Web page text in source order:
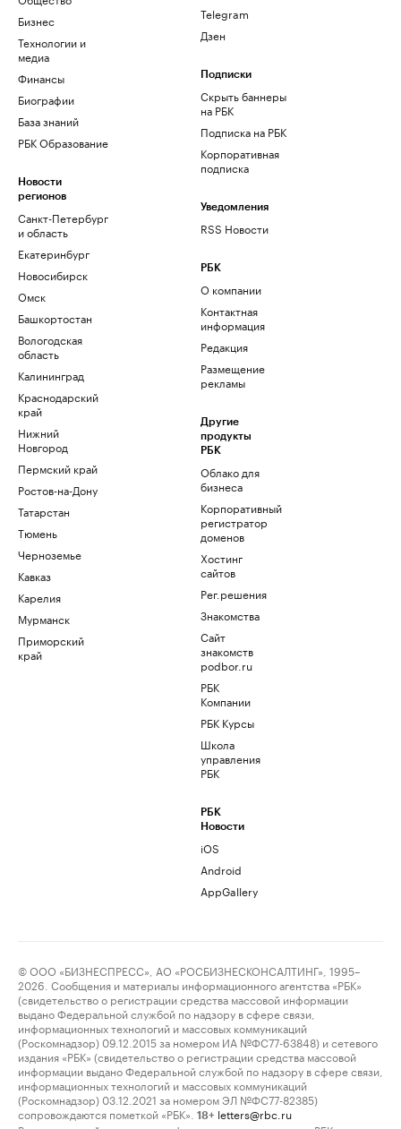
Бизнес
Технологии и
медиа
Финансы
Биографии
База знаний
РБК Образование
Новости
регионов
Санкт-Петербург
и область
Екатеринбург
Новосибирск
Омск
Башкортостан
Вологодская
область
Калининград
Краснодарский
край
Нижний
Новгород
Пермский край
Ростов-на-Дону
Татарстан
Тюмень
Черноземье
Кавказ
Карелия
Мурманск
Приморский
край
Telegram
Дзен
Подписки
Скрыть баннеры
на РБК
Подписка на РБК
Корпоративная
подписка
Уведомления
RSS Новости
РБК
О компании
Контактная
информация
Редакция
Размещение
рекламы
Другие
продукты
РБК
Облако для
бизнеса
Корпоративный
регистратор
доменов
Хостинг
сайтов
Рег.решения
Знакомства
Сайт
знакомств
podbor.ru
РБК
Компании
РБК Курсы
Школа
управления
РБК
РБК
Новости
iOS
Android
AppGallery
© ООО «БИЗНЕСПРЕСС», АО «РОСБИЗНЕСКОНСАЛТИНГ», 1995–
2026. Сообщения и материалы информационного агентства «РБК»
(свидетельство о регистрации средства массовой информации
выдано Федеральной службой по надзору в сфере связи,
информационных технологий и массовых коммуникаций
(Роскомнадзор) 09.12.2015 за номером ИА №ФС77-63848) и сетевого
издания «РБК» (свидетельство о регистрации средства массовой
информации выдано Федеральной службой по надзору в сфере связи,
информационных технологий и массовых коммуникаций
(Роскомнадзор) 03.12.2021 за номером ЭЛ №ФС77-82385)
сопровождаются пометкой «РБК».
18+ letters@rbc.ru